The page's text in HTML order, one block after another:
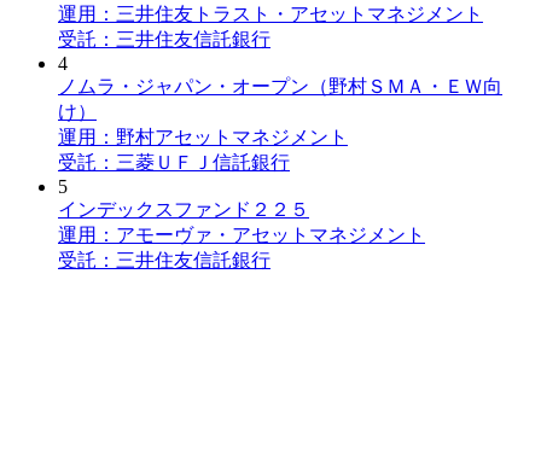
運用：三井住友トラスト・アセットマネジメント
受託：三井住友信託銀行
4
ノムラ・ジャパン・オープン（野村ＳＭＡ・ＥＷ向
け）
運用：野村アセットマネジメント
受託：三菱ＵＦＪ信託銀行
5
インデックスファンド２２５
運用：アモーヴァ・アセットマネジメント
受託：三井住友信託銀行